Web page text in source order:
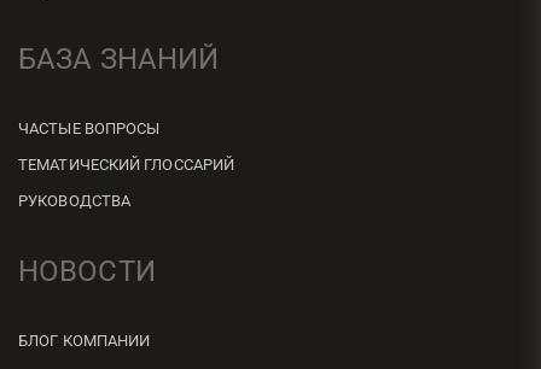
БАЗА ЗНАНИЙ
ЧАСТЫЕ ВОПРОСЫ
ТЕМАТИЧЕСКИЙ ГЛОССАРИЙ
РУКОВОДСТВА
НОВОСТИ
БЛОГ КОМПАНИИ